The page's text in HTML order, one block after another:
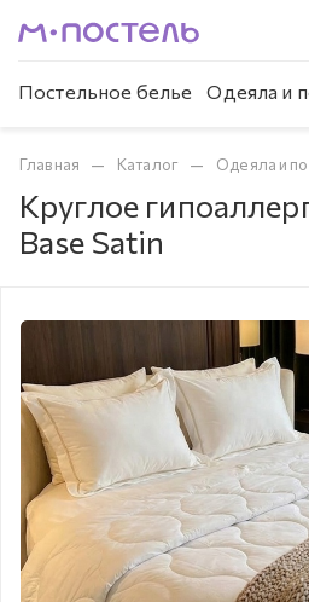
Постельное белье Одеяла и
Главная — Каталог — Одеяла и
Круглое
Base Satin